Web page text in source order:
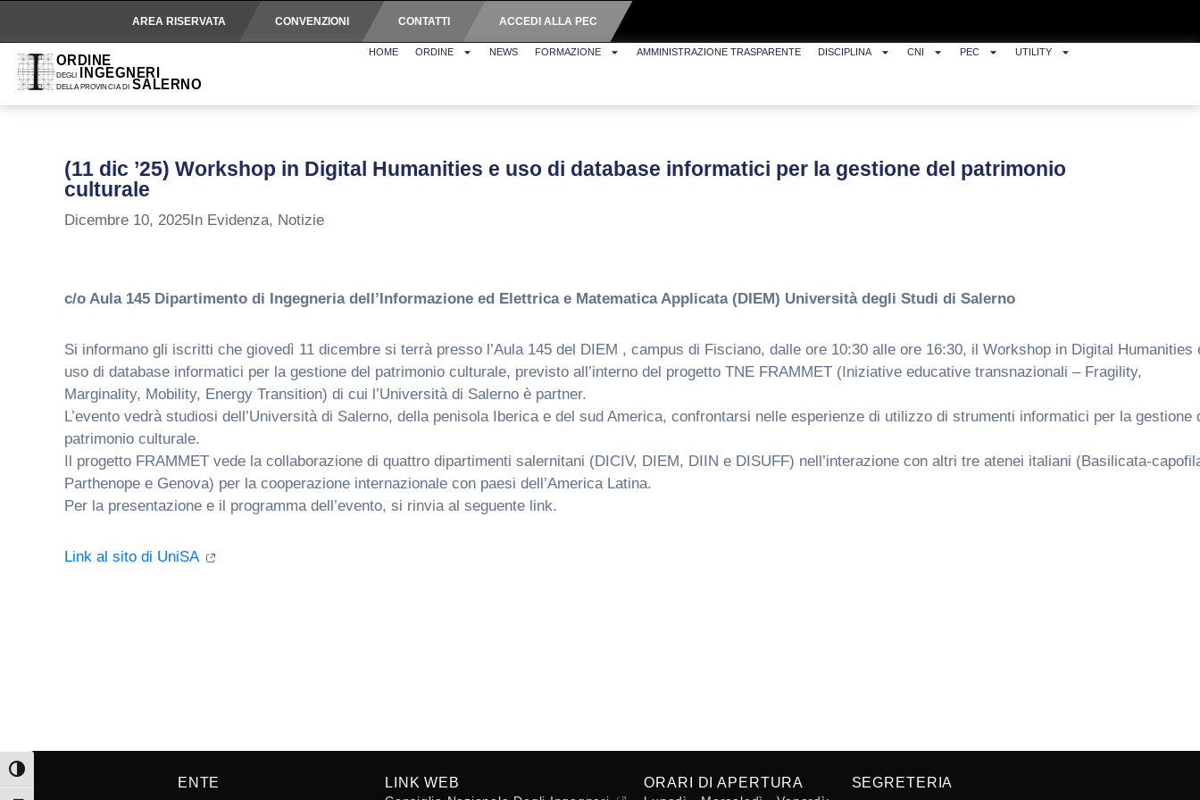
AREA RISERVATA CONVENZIONI CONTATTI ACCEDI ALLA PEC
HOME ORDINE NEWS FORMAZIONE AMMINISTRAZIONE TRASPARENTE DISCIPLINA CNI PEC UTILITY
(11 dic ’25) Workshop in Digital Humanities e uso di database informatici per la gestione del patrimonio
culturale
Dicembre 10, 2025In Evidenza, Notizie
c/o Aula 145 Dipartimento di Ingegneria dell’Informazione ed Elettrica e Matematica Applicata (DIEM) Università degli Studi di Salerno
Si informano gli iscritti che giovedì 11 dicembre si terrà presso l’Aula 145 del DIEM , campus di Fisciano, dalle ore 10:30 alle ore 16:30, il Workshop in Digital Humanities
uso di database informatici per la gestione del patrimonio culturale, previsto all’interno del progetto TNE FRAMMET (Iniziative educative transnazionali – Fragility,
Marginality, Mobility, Energy Transition) di cui l’Università di Salerno è partner.
L’evento vedrà studiosi dell’Università di Salerno, della penisola Iberica e del sud America, confrontarsi nelle esperienze di utilizzo di strumenti informatici per la gestione
patrimonio culturale.
Il progetto FRAMMET vede la collaborazione di quattro dipartimenti salernitani (DICIV, DIEM, DIIN e DISUFF) nell’interazione con altri tre atenei italiani (Basilicata-
Parthenope e Genova) per la cooperazione internazionale con paesi dell’America Latina.
Per la presentazione e il programma dell’evento, si rinvia al seguente link.
Link al sito di UniSA
Attiva/disattiva alto contrasto
ENTE LINK WEB ORARI DI APERTURA SEGRETERIA